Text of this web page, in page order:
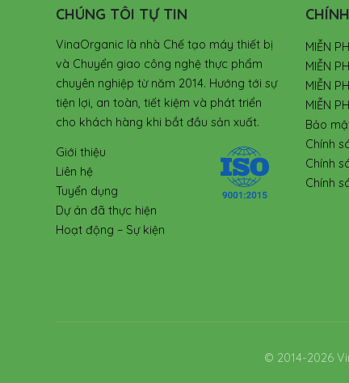
CHÚNG TÔI TỰ TIN
VinaOrganic là nhà Chế tạo máy thiết bị
và Chuyển giao công nghệ thực phẩm
chuyên nghiệp từ năm 2014. Hướng tới sự
tiện lợi, an toàn, tiết kiệm và phát triển
cho khách hàng khi bắt đầu sản xuất.
Giới thiệu
Liên hệ
Tuyển dụng
Dự án đã thực hiện
Hoạt động – Sự kiện
MIỄN
MIỄN
MIỄN
MIỄN
Bảo
Chính
Chính
Chính
© 2014-2026